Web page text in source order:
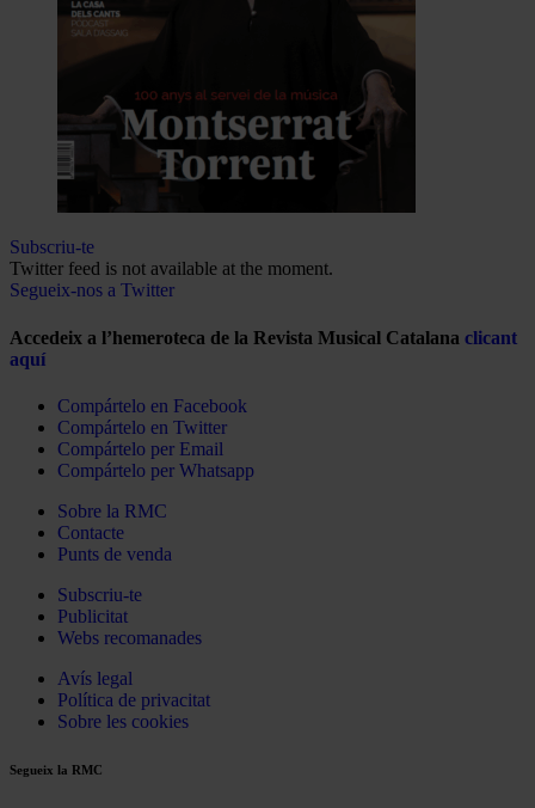
Subscriu-te
Twitter feed is not available at the moment.
Segueix-nos a Twitter
Accedeix a l’hemeroteca de la Revista Musical Catalana clicant
aquí
Compártelo en Facebook
Compártelo en Twitter
Compártelo per Email
Compártelo per Whatsapp
Sobre la RMC
Contacte
Punts de venda
Subscriu-te
Publicitat
Webs recomanades
Avís legal
Política de privacitat
Sobre les cookies
Segueix la RMC